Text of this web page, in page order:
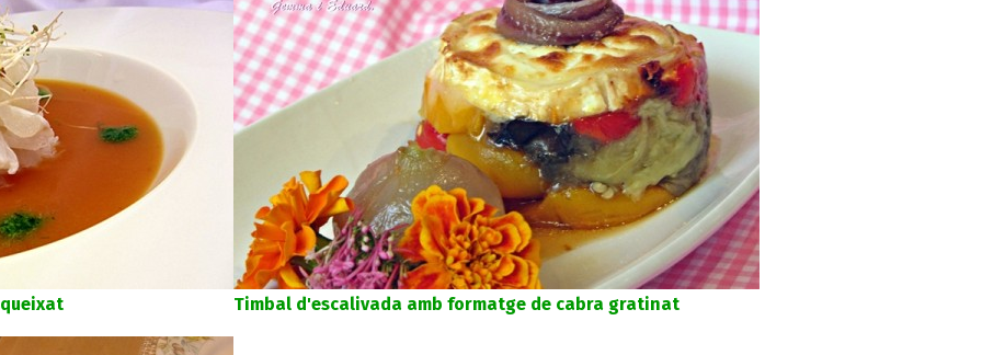
Timbal d'escalivada amb formatge de cabra gratinat